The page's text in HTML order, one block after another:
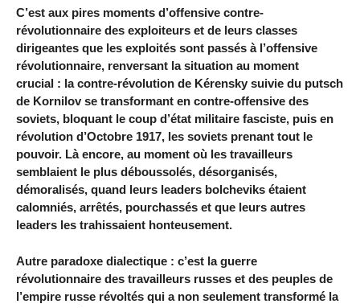
C’est aux pires moments d’offensive contre-
révolutionnaire des exploiteurs et de leurs classes
dirigeantes que les exploités sont passés à l’offensive
révolutionnaire, renversant la situation au moment
crucial : la contre-révolution de Kérensky suivie du putsch
de Kornilov se transformant en contre-offensive des
soviets, bloquant le coup d’état militaire fasciste, puis en
révolution d’Octobre 1917, les soviets prenant tout le
pouvoir. Là encore, au moment où les travailleurs
semblaient le plus déboussolés, désorganisés,
démoralisés, quand leurs leaders bolcheviks étaient
calomniés, arrêtés, pourchassés et que leurs autres
leaders les trahissaient honteusement.
Autre paradoxe dialectique : c’est la guerre
révolutionnaire des travailleurs russes et des peuples de
l’empire russe révoltés qui a non seulement transformé la